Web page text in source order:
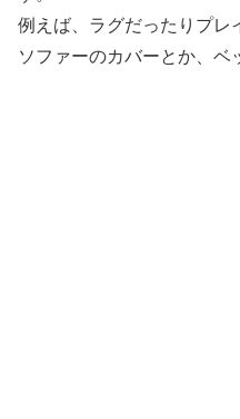
例えば、ラグだったりプレ
ソファーのカバーとか、ベ